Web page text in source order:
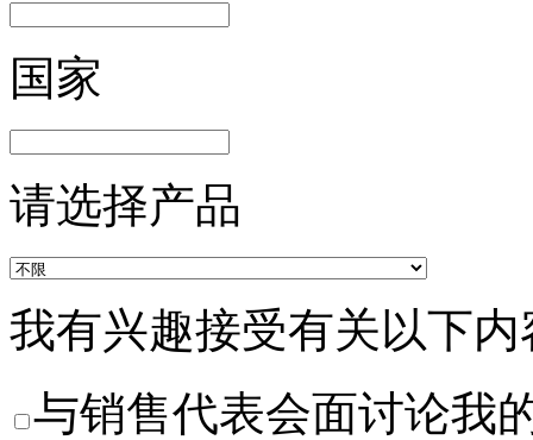
国家
请选择产品
我有兴趣接受有关以下
与销售代表会面讨论我